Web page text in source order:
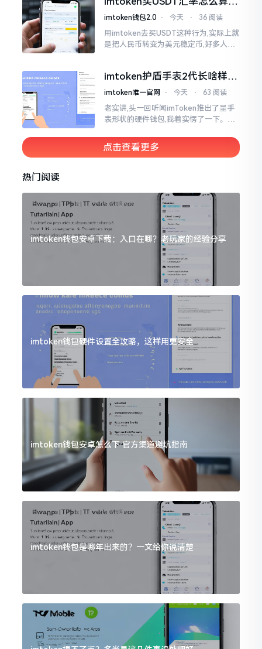
热锅上的蚂蚁,慌乱无措。
几点买最划算
imtoken钱包2.0 ⋅ 今天 ⋅ 36 阅读
用imtoken去买USDT这种行为,实际上就
是把人民币转变为美元稳定币,好多人在
低的状况
imtoken护盾手表2代长啥样？
真实上手体验分享
imtoken唯一官网 ⋅ 今天 ⋅ 63 阅读
老实讲,头一回听闻imToken推出了呈手
表形状的硬件钱包,我着实愣了一下。在c
然而做成手表样式的着实不多见。
点击查看更多
热门阅读
imtoken钱包安卓下载：入口在哪？老玩家的经验分享
imtoken钱包硬件设置全攻略，这样用更安全
imtoken钱包安卓怎么下 官方渠道避坑指南
imtoken钱包是哪年出来的？一文给你说清楚